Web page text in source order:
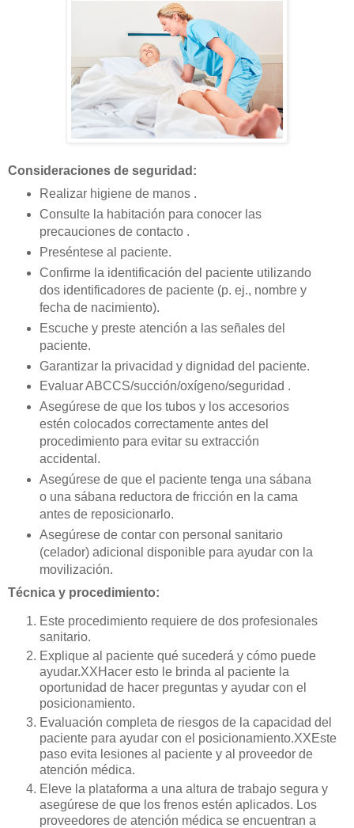
Consideraciones de seguridad:
Realizar higiene de manos .
Consulte la habitación para conocer las
precauciones de contacto .
Preséntese al paciente.
Confirme la identificación del paciente utilizando
dos identificadores de paciente (p. ej., nombre y
fecha de nacimiento).
Escuche y preste atención a las señales del
paciente.
Garantizar la privacidad y dignidad del paciente.
Evaluar ABCCS/succión/oxígeno/seguridad .
Asegúrese de que los tubos y los accesorios
estén colocados correctamente antes del
procedimiento para evitar su extracción
accidental.
Asegúrese de que el paciente tenga una sábana
o una sábana reductora de fricción en la cama
antes de reposicionarlo.
Asegúrese de contar con personal sanitario
(celador) adicional disponible para ayudar con la
movilización.
Técnica y procedimiento:
Este procedimiento requiere de dos profesionales
sanitario.
Explique al paciente qué sucederá y cómo puede
ayudar.XXHacer esto le brinda al paciente la
oportunidad de hacer preguntas y ayudar con el
posicionamiento.
Evaluación completa de riesgos de la capacidad del
paciente para ayudar con el posicionamiento.XXEste
paso evita lesiones al paciente y al proveedor de
atención médica.
Eleve la plataforma a una altura de trabajo segura y
asegúrese de que los frenos estén aplicados. Los
proveedores de atención médica se encuentran a